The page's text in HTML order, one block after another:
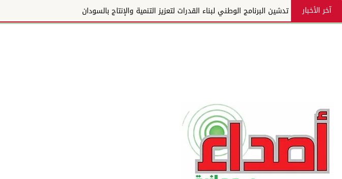
آخر الأخبار تدشين البرنامج الوطني لبناء القدرات لتعزيز التنمية والإنتاج بالسودان